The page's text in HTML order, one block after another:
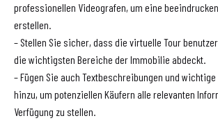
professionellen Videografen, um eine
erstellen.
– Stellen Sie sicher, dass die virtuelle Tour
die wichtigsten Bereiche der Immobilie abdeckt.
– Fügen Sie auch Textbeschreibungen und
hinzu, um potenziellen Käufern alle relevanten
Verfügung zu stellen.